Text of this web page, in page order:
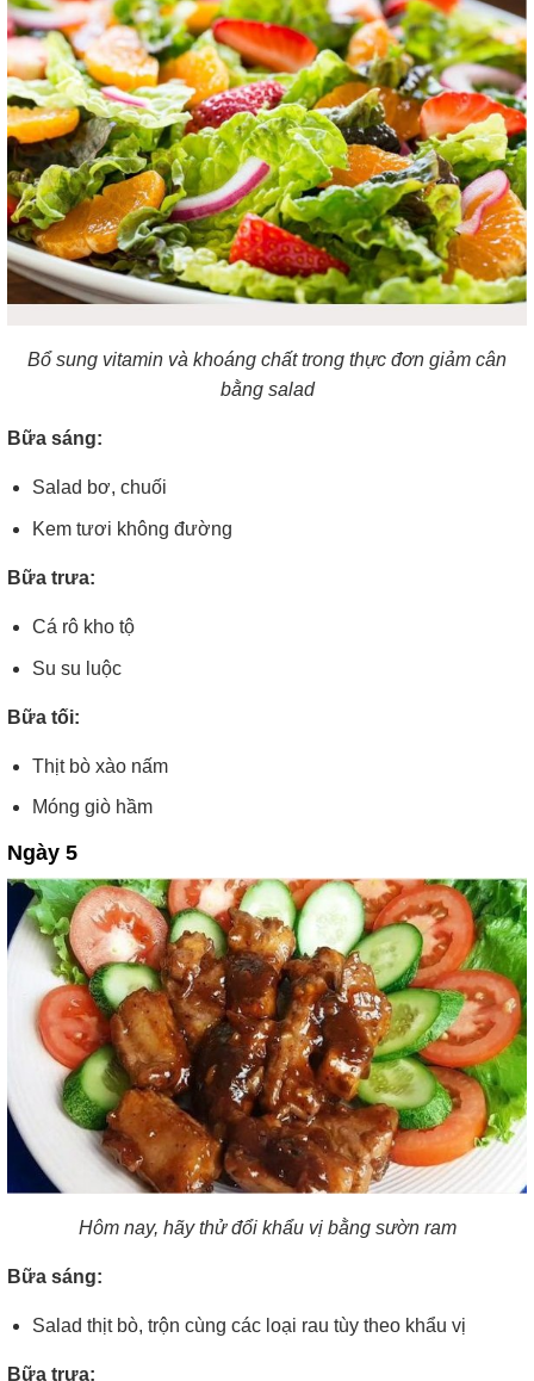
Bổ sung vitamin và khoáng chất trong thực đơn giảm cân
bằng salad
Bữa sáng:
Salad bơ, chuối
Kem tươi không đường
Bữa trưa:
Cá rô kho tộ
Su su luộc
Bữa tối:
Thịt bò xào nấm
Móng giò hầm
Ngày 5
Hôm nay, hãy thử đổi khẩu vị bằng sườn ram
Bữa sáng:
Salad thịt bò, trộn cùng các loại rau tùy theo khẩu vị
Bữa trưa: